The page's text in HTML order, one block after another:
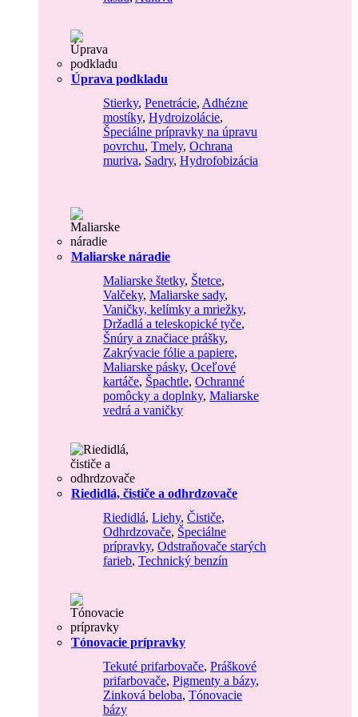
Úprava podkladu
Stierky, Penetrácie, Adhézne
mostíky, Hydroizolácie,
Špeciálne prípravky na úpravu
povrchu, Tmely, Ochrana
muriva, Sadry, Hydrofobizácia
Maliarske náradie
Maliarske štetky, Štetce,
Valčeky, Maliarske sady,
Vaničky, kelímky a mriežky,
Držadlá a teleskopické tyče,
Šnúry a značiace prášky,
Zakrývacie fólie a papiere,
Maliarske pásky, Oceľové
kartáče, Špachtle, Ochranné
pomôcky a doplnky, Maliarske
vedrá a vaničky
Riedidlá, čističe a odhrdzovače
Riedidlá, Liehy, Čističe,
Odhrdzovače, Špeciálne
prípravky, Odstraňovače starých
farieb, Technický benzín
Tónovacie prípravky
Tekuté prifarbovače, Práškové
prifarbovače, Pigmenty a bázy,
Zinková beloba, Tónovacie
bázy